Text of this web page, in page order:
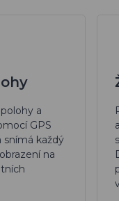
a
GPS
každý
na